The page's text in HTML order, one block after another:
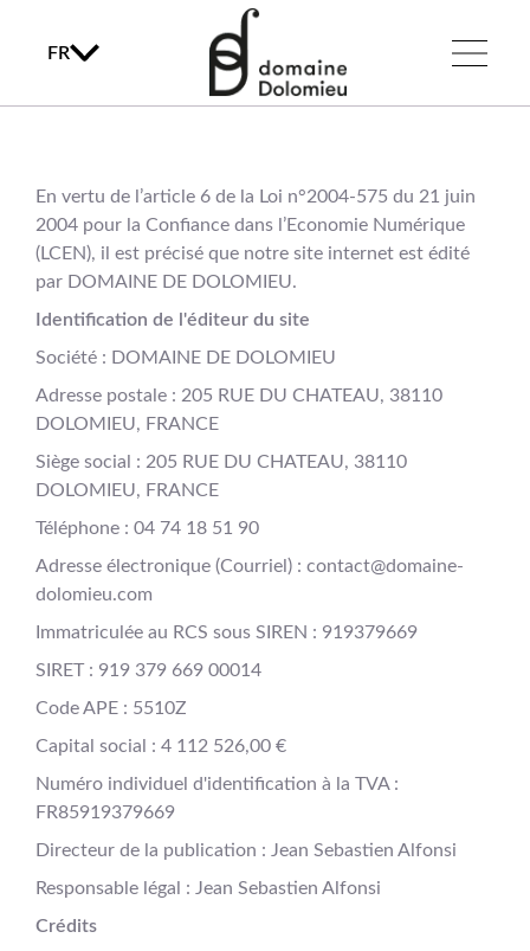
FR
En vertu de l’article 6 de la Loi n°2004-575 du 21 juin
2004 pour la Confiance dans l’Economie Numérique
(LCEN), il est précisé que notre site internet est édité
par DOMAINE DE DOLOMIEU.
Identification de l'éditeur du site
Société : DOMAINE DE DOLOMIEU
Adresse postale : 205 RUE DU CHATEAU, 38110
DOLOMIEU, FRANCE
Siège social : 205 RUE DU CHATEAU, 38110
DOLOMIEU, FRANCE
Téléphone : 04 74 18 51 90
Adresse électronique (Courriel) : contact@domaine-
dolomieu.com
Immatriculée au RCS sous SIREN : 919379669
SIRET : 919 379 669 00014
Code APE : 5510Z
Capital social : 4 112 526,00 €
Numéro individuel d'identification à la TVA :
FR85919379669
Directeur de la publication : Jean Sebastien Alfonsi
Responsable légal : Jean Sebastien Alfonsi
Crédits